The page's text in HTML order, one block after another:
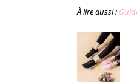
À lire aussi :